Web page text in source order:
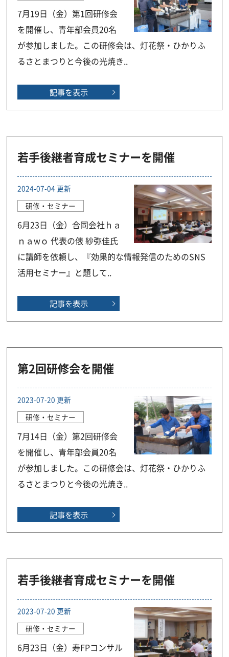
7月19日（金）第1回研修会
を開催し、青年部会員20名
が参加しました。この研修会は、灯花祭・ひかりふ
るさとまつりと今後の光焼き..
記事を表示
若手後継者育成セミナーを開催
2024-07-04 更新
研修・セミナー
6月23日（金）合同会社ｈａ
ｎａwｏ 代表の俵 紗弥佳氏
に講師を依頼し、『効果的な情報発信のためのSNS
活用セミナー』と題して..
記事を表示
第2回研修会を開催
2023-07-20 更新
研修・セミナー
7月14日（金）第2回研修会
を開催し、青年部会員20名
が参加しました。この研修会は、灯花祭・ひかりふ
るさとまつりと今後の光焼き..
記事を表示
若手後継者育成セミナーを開催
2023-07-20 更新
研修・セミナー
6月23日（金）寿FPコンサル